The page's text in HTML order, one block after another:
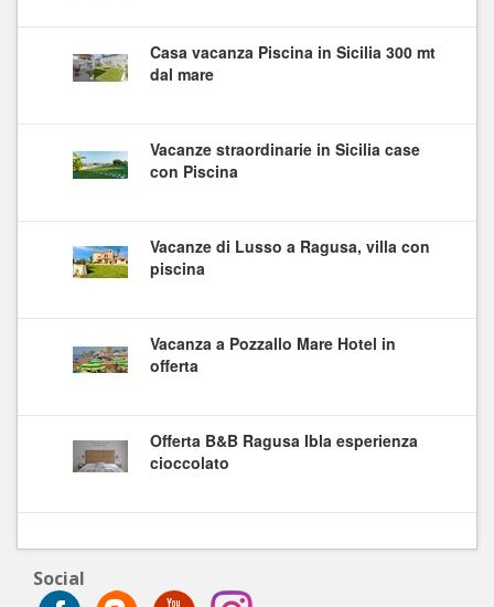
Casa vacanza Piscina in Sicilia 300 mt
dal mare
Vacanze straordinarie in Sicilia case
con Piscina
Vacanze di Lusso a Ragusa, villa con
piscina
Vacanza a Pozzallo Mare Hotel in
offerta
Offerta B&B Ragusa Ibla esperienza
cioccolato
Social